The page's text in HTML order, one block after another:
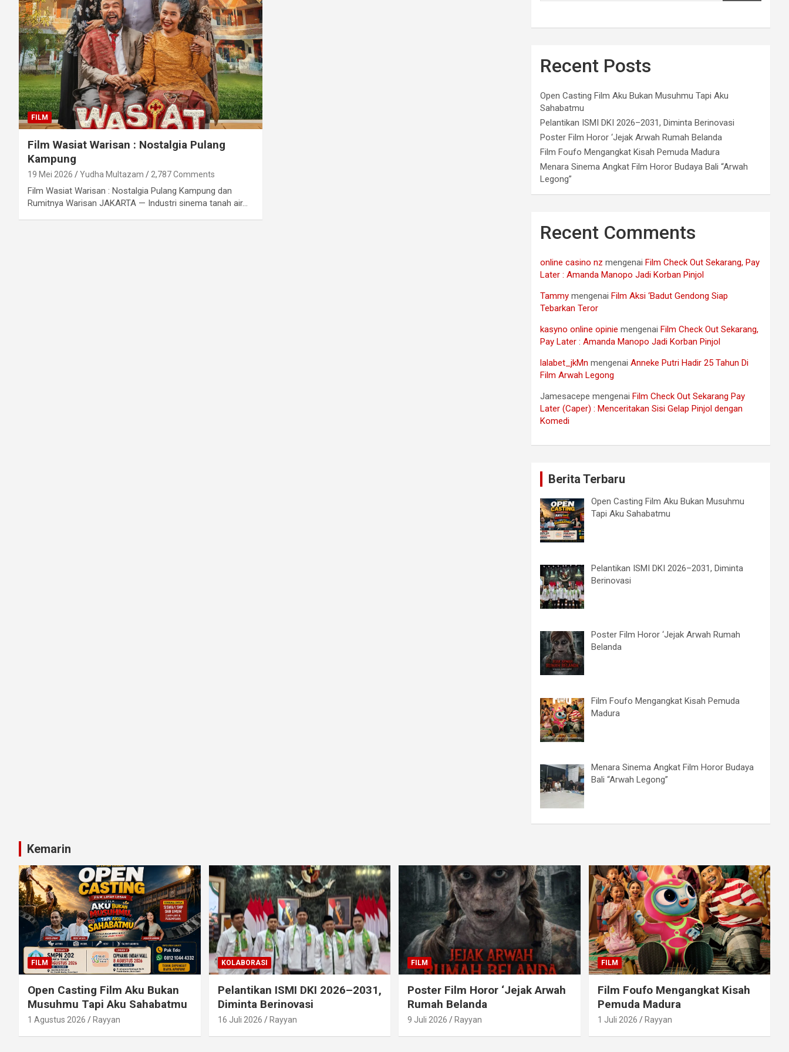
FILM
Film Wasiat Warisan : Nostalgia Pulang
Kampung
19 Mei 2026 Yudha Multazam 2,787 Comments
Film Wasiat Warisan : Nostalgia Pulang Kampung dan
Rumitnya Warisan JAKARTA — Industri sinema tanah air…
Recent Posts
Open Casting Film Aku Bukan Musuhmu Tapi Aku
Sahabatmu
Pelantikan ISMI DKI 2026–2031, Diminta Berinovasi
Poster Film Horor ‘Jejak Arwah Rumah Belanda
Film Foufo Mengangkat Kisah Pemuda Madura
Menara Sinema Angkat Film Horor Budaya Bali “Arwah
Legong”
Recent Comments
online casino nz mengenai Film Check Out Sekarang, Pay
Later : Amanda Manopo Jadi Korban Pinjol
Tammy mengenai Film Aksi ‘Badut Gendong Siap
Tebarkan Teror
kasyno online opinie mengenai Film Check Out Sekarang,
Pay Later : Amanda Manopo Jadi Korban Pinjol
lalabet_jkMn mengenaiAnneke Putri Hadir 25 Tahun Di
Film Arwah Legong
Jamesacepe mengenai Film Check Out Sekarang Pay
Later (Caper) : Menceritakan Sisi Gelap Pinjol dengan
Komedi
Berita Terbaru
Open Casting Film Aku Bukan Musuhmu
Tapi Aku Sahabatmu
Pelantikan ISMI DKI 2026–2031, Diminta
Berinovasi
Poster Film Horor ‘Jejak Arwah Rumah
Belanda
Film Foufo Mengangkat Kisah Pemuda
Madura
Menara Sinema Angkat Film Horor Budaya
Bali “Arwah Legong”
Kemarin
FILM
Open Casting Film Aku Bukan
Musuhmu Tapi Aku Sahabatmu
1 Agustus 2026 Rayyan
KOLABORASI
Pelantikan ISMI DKI 2026–2031,
Diminta Berinovasi
16 Juli 2026 Rayyan
FILM
Poster Film Horor ‘Jejak Arwah
Rumah Belanda
9 Juli 2026 Rayyan
FILM
Film Foufo Mengangkat Kisah
Pemuda Madura
1 Juli 2026 Rayyan